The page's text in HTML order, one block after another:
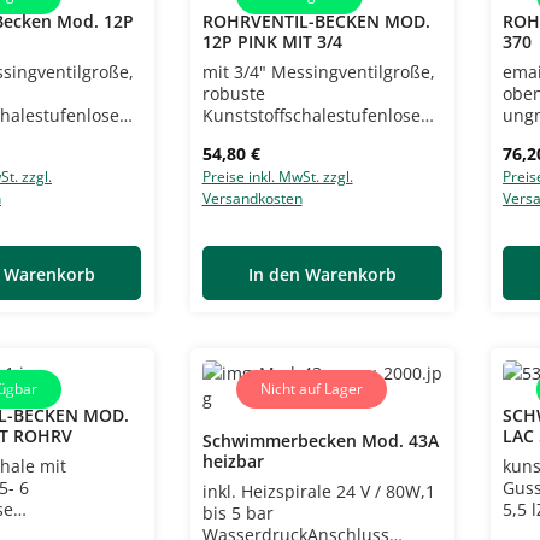
Mod. 12P
für
bis
barMaße: 30
Sie die
zzgl.
ROHRVENTIL-BECKEN MOD.
12P PINK MIT 3/4
mit 3/4" Messingventilgroße,
robuste
Kunststoffschalestufenlose
oben und untengeeignet für
UmlaufheizsystemeZulauf bis
12 l/min bei 5 barMaße: 30
(H)Bitte beachten Sie die
örtlichen
Installationsvorschriften
Regulärer Preis:
54,80 €
Preise inkl. MwSt. zzgl.
Versandkosten
In den Warenkorb
370
bis
19
BECKEN MOD.
ROHRV
mit
6
Nicht auf Lager
Schwimmerbecken Mod. 43A
heizbar
inkl. Heizspirale 24 V / 80W,1
bis 5 bar
WasserdruckAnschluss
5,5